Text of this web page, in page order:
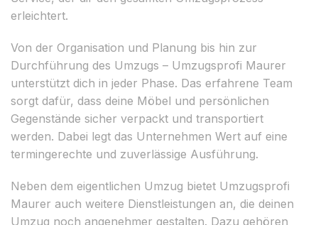
erleichtert.
Von der Organisation und Planung bis hin zur
Durchführung des Umzugs – Umzugsprofi Maurer
unterstützt dich in jeder Phase. Das erfahrene Team
sorgt dafür, dass deine Möbel und persönlichen
Gegenstände sicher verpackt und transportiert
werden. Dabei legt das Unternehmen Wert auf eine
termingerechte und zuverlässige Ausführung.
Neben dem eigentlichen Umzug bietet Umzugsprofi
Maurer auch weitere Dienstleistungen an, die deinen
Umzug noch angenehmer gestalten. Dazu gehören